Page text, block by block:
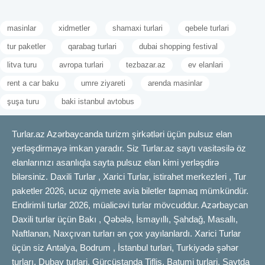
QEYD: Yerlər məhduddur, rezerv etməyə tələsin!
masinlar xidmetler shamaxi turlari qebele turlari
tur paketler qarabag turlari dubai shopping festival
litva turu avropa turlari tezbazar.az ev elanlari
rent a car baku umre ziyareti arenda masinlar
şuşa turu baki istanbul avtobus
Turlar.az Azərbaycanda turizm şirkətləri üçün pulsuz elan
yerləşdirməyə imkan yaradır. Siz Turlar.az saytı vasitəsilə öz
elanlarınızı asanlıqla sayta pulsuz elan kimi yerləşdirə
bilərsiniz. Daxili Turlar , Xarici Turlar, istirahet merkezleri , Tur
paketler 2026, ucuz qiymete avia biletler tapmaq mümkündür.
Endirimli turlar 2026, müalicəvi turlar mövcuddur. Azərbaycan
Daxili turlar üçün Bakı , Qəbələ, İsmayıllı, Şahdağ, Masallı,
Naftlanan, Naxçıvan turları ən çox yayılanlardı. Xarici Turlar
üçün siz Antalya, Bodrum , İstanbul turlari, Turkiyədə şəhər
turları, Dubay turlari, Gürcüstanda Tiflis, Batumi turlari. Saytda